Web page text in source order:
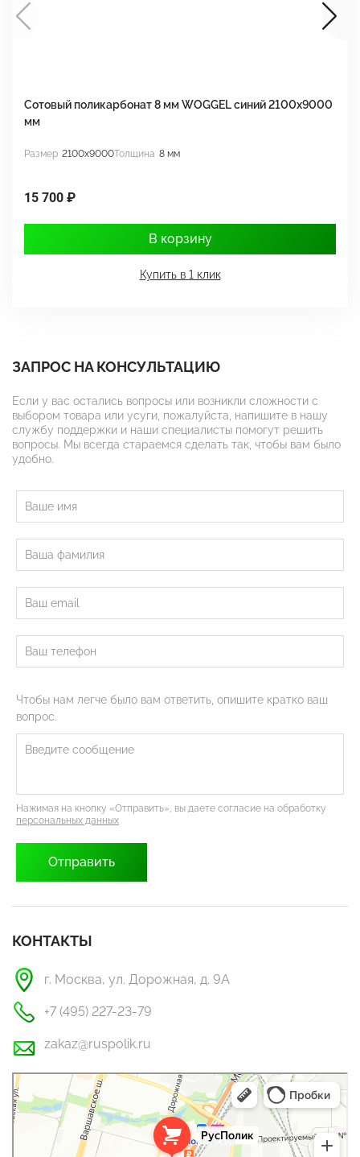
Сотовый поликарбонат 8 мм WOGGEL синий 2100х9000
мм
Размер 2100x9000Толщина 8 мм
15 700 ₽
В корзину
Купить в 1 клик
ЗАПРОС НА КОНСУЛЬТАЦИЮ
Если у вас остались вопросы или возникли сложности с
выбором товара или усуги, пожалуйста, напишите в нашу
службу поддержки и наши специалисты помогут решить
вопросы. Мы всегда стараемся сделать так, чтобы вам было
удобно.
Чтобы нам легче было вам ответить, опишите кратко ваш
вопрос.
Нажимая на кнопку «Отправить», вы даете согласие на обработку
персональных данных
КОНТАКТЫ
г. Москва, ул. Дорожная, д. 9А
+7 (495) 227-23-79
zakaz@ruspolik.ru
РусПолик
Оргстекло, поликарбонат в Москве
Строительные и отделочные работы в Москве